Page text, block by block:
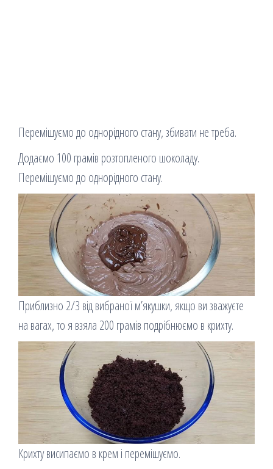
Перемішуємо до однорідного стану, збивати не треба.
Додаємо 100 грамів розтопленого шоколаду.
Перемішуємо до однорідного стану.
Приблизно 2/3 від вибраної м’якушки, якщо ви зважуєте
на вагах, то я взяла 200 грамів подрібнюємо в крихту.
Крихту висипаємо в крем і перемішуємо.